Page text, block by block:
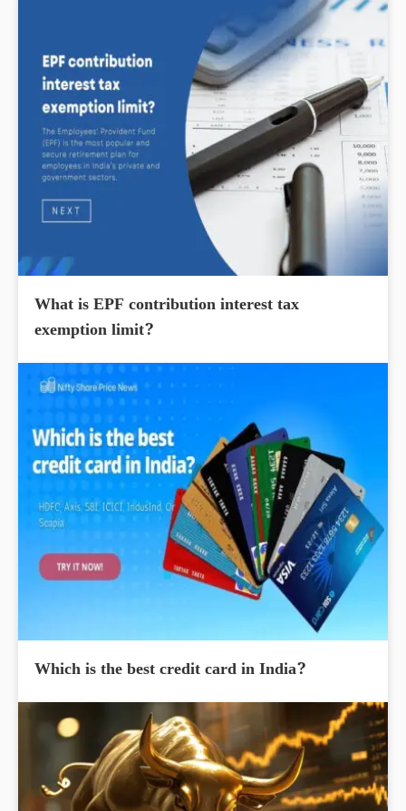
What is EPF contribution interest tax
exemption limit?
Which is the best credit card in India?